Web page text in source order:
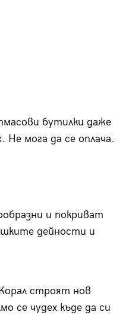
бутилки даже
Не мога да се оплача.
и покриват
дейности и
строят нов
се чудех къде да си